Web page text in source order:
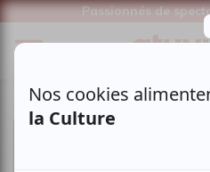
Passionnés de